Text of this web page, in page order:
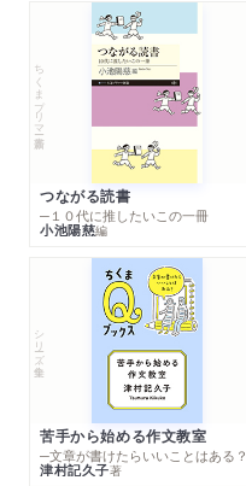
ちくまプリマー新書
つながる読書
─１０代に推したいこの一冊
小池陽慈編
シリーズ・全集
苦手から始める作文教室
─文章が書けたらいいことはある？
津村記久子著